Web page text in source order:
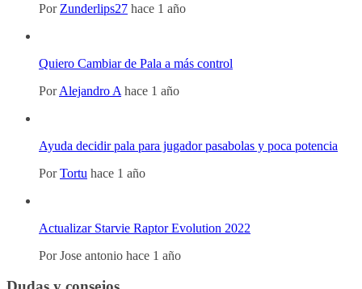
Por Zunderlips27 hace 1 año
Quiero Cambiar de Pala a más control
PorAlejandro A hace 1 año
Ayuda decidir pala para jugador pasabolas y poca potencia
PorTortu hace 1 año
Actualizar Starvie Raptor Evolution 2022
PorJose antonio hace 1 año